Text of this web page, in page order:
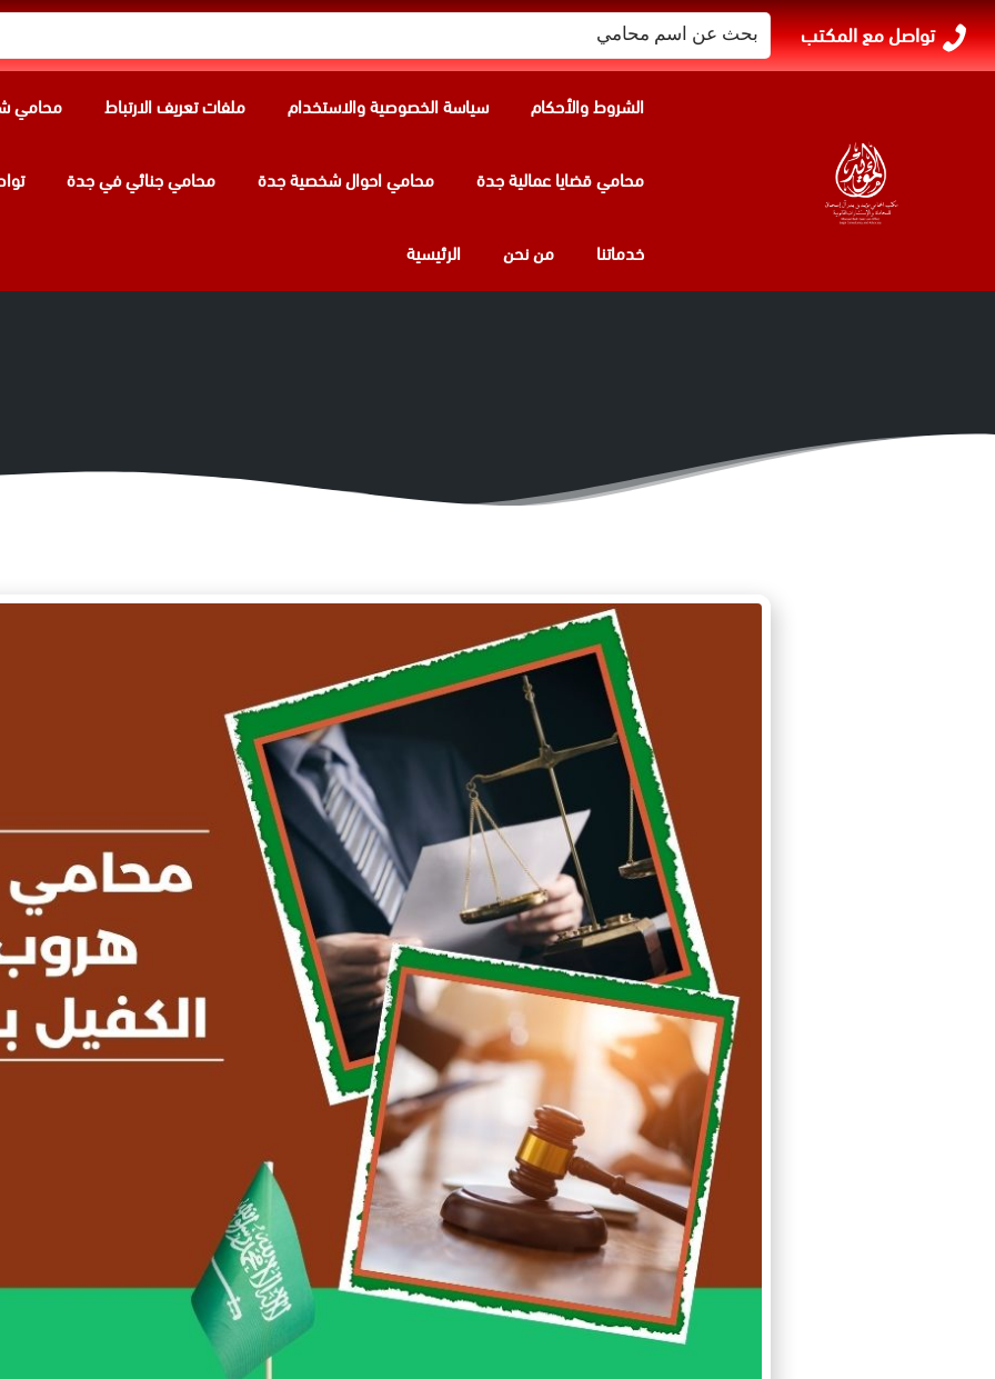
تواصل مع المكتب
البحث
عن:
الشروط والأحكام سياسة الخصوصية والاستخدام ملفات تعريف الارتباط محامي
محامي قضايا عمالية جدة محامي احوال شخصية جدة محامي جنائي في جدة
خدماتنا من نحن الرئيسية
محامي قضايا هروب من الكفيل بالرياض | وراء كل براءة